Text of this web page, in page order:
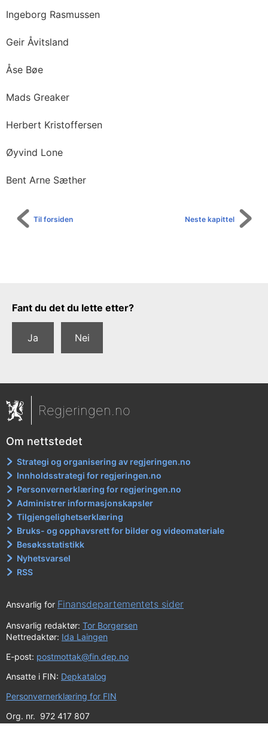
Ingeborg Rasmussen
Geir Åvitsland
Åse Bøe
Mads Greaker
Herbert Kristoffersen
Øyvind Lone
Bent Arne Sæther
Neste kapittel
Til forsiden
Tilbakemeldingsskjema
Fant du det du lette etter?
Ja Nei
Regjeringen.no
Om nettstedet
Strategi og organisering av regjeringen.no
Innholdsstrategi for regjeringen.no
Personvernerklæring for regjeringen.no
Administrer informasjonskapsler
Tilgjengelighetserklæring
Bruks- og opphavsrett for bilder og videomateriale
Besøksstatistikk
Nyhetsvarsel
RSS
Ansvarlig for Finansdepartementets sider
Ansvarlig redaktør: Tor Borgersen
Nettredaktør: Ida Laingen
E-post: postmottak@fin.dep.no
Ansatte i FIN: Depkatalog
Personvernerklæring for FIN
Org. nr. 972 417 807